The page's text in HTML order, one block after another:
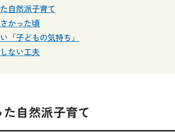
自然派子育て
かった頃
「子どもの気持ち」
しない工夫
自然派子育て